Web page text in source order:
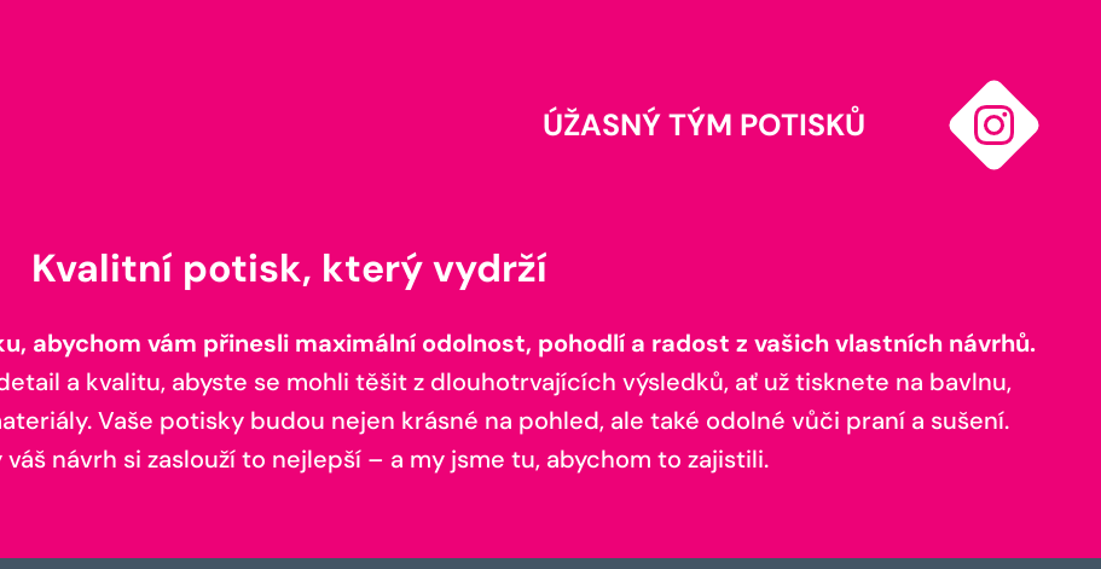
ÚŽASNÝ TÝM POTISKŮ
Kvalitní potisk, který vydrží
abychom vám přinesli maximální odolnost, pohodlí a radost z vašich vlastních návrhů.
a kvalitu, abyste se mohli těšit z dlouhotrvajících výsledků, ať už tisknete na bavlnu,
Vaše potisky budou nejen krásné na pohled, ale také odolné vůči praní a sušení.
váš návrh si zaslouží to nejlepší – a my jsme tu, abychom to zajistili.